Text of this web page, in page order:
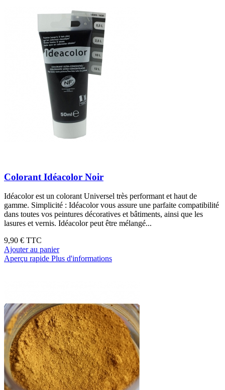
Colorant Idéacolor Noir
Idéacolor est un colorant Universel très performant et haut de
gamme. Simplicité : Idéacolor vous assure une parfaite compatibilité
dans toutes vos peintures décoratives et bâtiments, ainsi que les
lasures et vernis. Idéacolor peut être mélangé...
9,90 € TTC
Ajouter au panier
Aperçu rapide Plus d'informations